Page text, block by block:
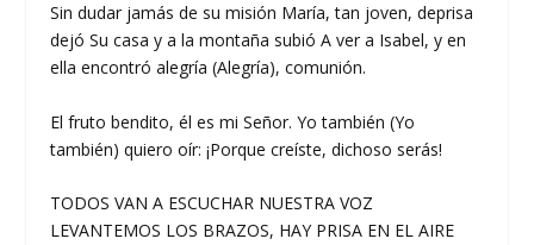
Sin dudar jamás de su misión María, tan joven, deprisa
dejó Su casa y a la montaña subió A ver a Isabel, y en
ella encontró alegría (Alegría), comunión.
El fruto bendito, él es mi Señor. Yo también (Yo
también) quiero oír: ¡Porque creíste, dichoso serás!
TODOS VAN A ESCUCHAR NUESTRA VOZ
LEVANTEMOS LOS BRAZOS, HAY PRISA EN EL AIRE